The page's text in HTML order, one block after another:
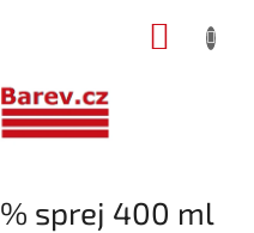
sprej 400 ml